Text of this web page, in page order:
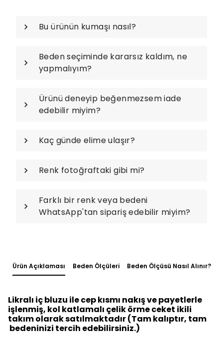
Bu ürünün kumaşı nasıl?
Beden seçiminde kararsız kaldım, ne
yapmalıyım?
Ürünü deneyip beğenmezsem iade
edebilir miyim?
Kaç günde elime ulaşır?
Renk fotoğraftaki gibi mi?
Farklı bir renk veya bedeni
WhatsApp'tan sipariş edebilir miyim?
Ürün Açıklaması Beden Ölçüleri Beden Ölçüsü Nasıl Alınır?
Likralı iç bluzu ile cep kısmı nakış ve payetlerle
işlenmiş, kol katlamalı çelik örme ceket ikili
takım olarak satılmaktadır (Tam kalıptır, tam
bedeninizi tercih edebilirsiniz.)